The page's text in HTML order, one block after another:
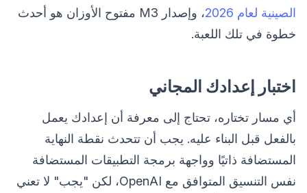
الصينية لعام 2026
، وإصدار M3 مفتوح الأوزان هو أحدث
خطوة في تلك اللعبة.
اختبار إعدادك المجاني
أي مسار تختاره، تحتاج إلى معرفة أن إعدادك يعمل
بالفعل قبل البناء عليه. يجب أن تتحدث نقطة النهاية
المستضافة ذاتيًا وواجهة برمجة التطبيقات المستضافة
نفس التنسيق المتوافق مع OpenAI، لكن "يجب" لا تعني